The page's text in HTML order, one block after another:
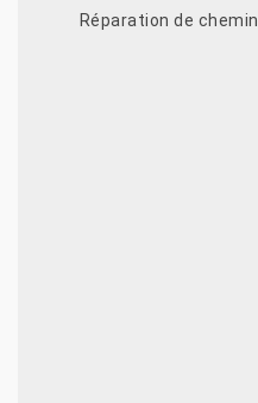
Réparation de